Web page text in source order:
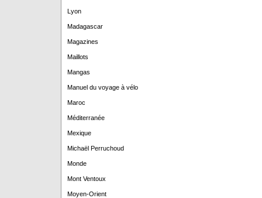
Lyon
Madagascar
Magazines
Maillots
Mangas
Manuel du voyage à vélo
Maroc
Méditerranée
Mexique
Michaël Perruchoud
Monde
Mont Ventoux
Moyen-Orient